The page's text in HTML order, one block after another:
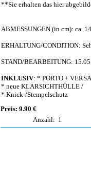
**Sie erhalten das hier
ABMESSUNGEN (in cm): ca.
ERHALTUNG/CONDITION:
STAND/BEARBEITUNG:
INKLUSIV: * PORTO +
* neue KLARSICHTHÜLLE /
* Knick-/Stempelschutz
Preis: 9.90 €
Anzahl: 1